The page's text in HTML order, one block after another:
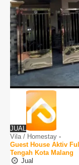
JUAL
Vila / Homestay -
Guest House Aktiv
Tengah Kota Malang
Jual